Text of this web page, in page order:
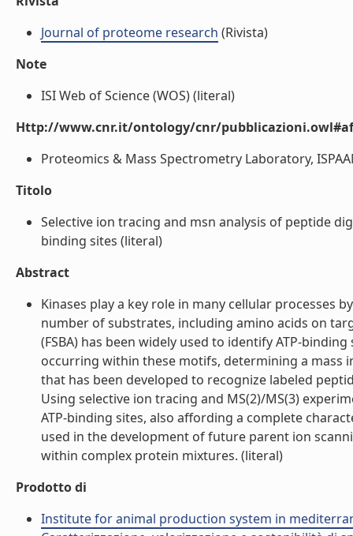
Journal of proteome research (Rivista)
Note
ISI Web of Science (WOS) (literal)
Http://www.cnr.it/ontology/cnr/
Proteomics & Mass Spectrometry Laboratory,
Titolo
Selective ion tracing and msn analysis of peptide
binding sites (literal)
Abstract
Kinases play a key role in many cellular processes
number of substrates, including amino acids on
(FSBA) has been widely used to identify ATP-
occurring within these motifs, determining a mass
that has been developed to recognize labeled
Using selective ion tracing and MS(2)/MS(3)
ATP-binding sites, also affording a complete
used in the development of future parent ion
within complex protein mixtures. (literal)
Prodotto di
Institute for animal production system in